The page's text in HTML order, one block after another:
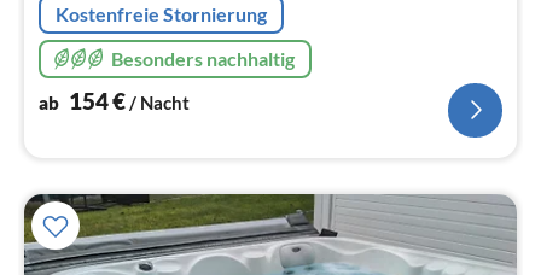
Kostenfreie Stornierung
Besonders nachhaltig
ab 154€/ Nacht